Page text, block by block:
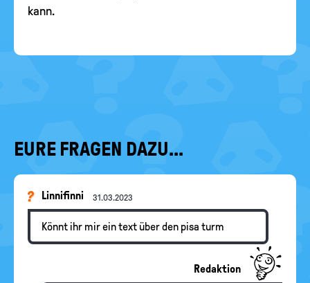
kann.
EURE FRAGEN DAZU...
Linnifinni 31.03.2023
Könnt ihr mir ein text über den pisa turm
Redaktion